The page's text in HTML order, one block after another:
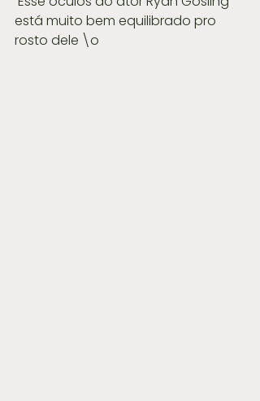
está muito bem equilibrado pro
rosto dele \o